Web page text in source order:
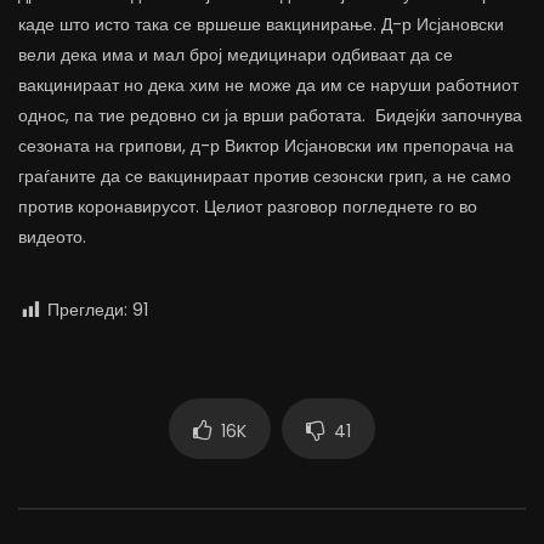
каде што исто така се вршеше вакцинирање. Д-р Исјановски
вели дека има и мал број медицинари одбиваат да се
вакцинираат но дека хим не може да им се наруши работниот
однос, па тие редовно си ја врши работата. Бидејќи започнува
сезоната на грипови, д-р Виктор Исјановски им препорача на
граѓаните да се вакцинираат против сезонски грип, а не само
против коронавирусот. Целиот разговор погледнете го во
видеото.
Прегледи: 91
16K 41